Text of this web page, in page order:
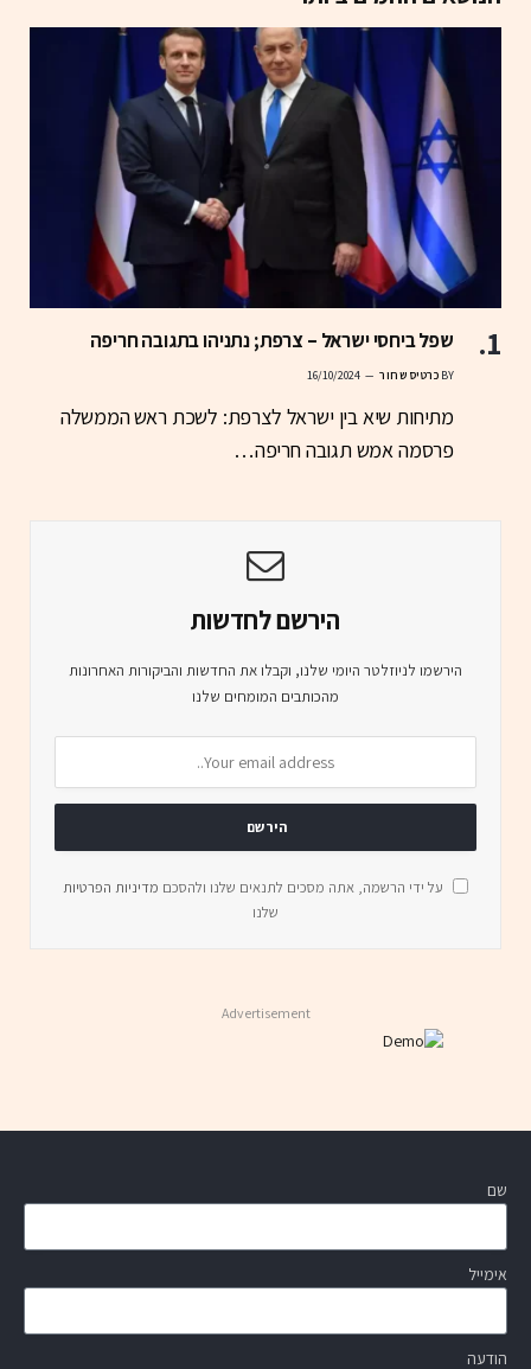
שפל ביחסי ישראל – צרפת; נתניהו בתגובה חריפה
BY כרטיס שחור 16/10/2024
מתיחות שיא בין ישראל לצרפת: לשכת ראש הממשלה
פרסמה אמש תגובה חריפה…
הירשם לחדשות
הירשמו לניוזלטר היומי שלנו, וקבלו את החדשות והביקורות האחרונות
מהכותבים המומחים שלנו
על ידי הרשמה, אתה מסכים לתנאים שלנו ולהסכם מדיניות הפרטיות
שלנו
Advertisement
שם
אימייל
הודעה